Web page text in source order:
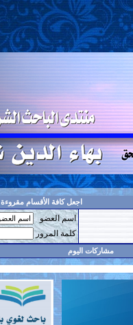
اجعل كافة الأقسام مقروءة
اسم العضو
كلمة المرور
مشاركات اليوم